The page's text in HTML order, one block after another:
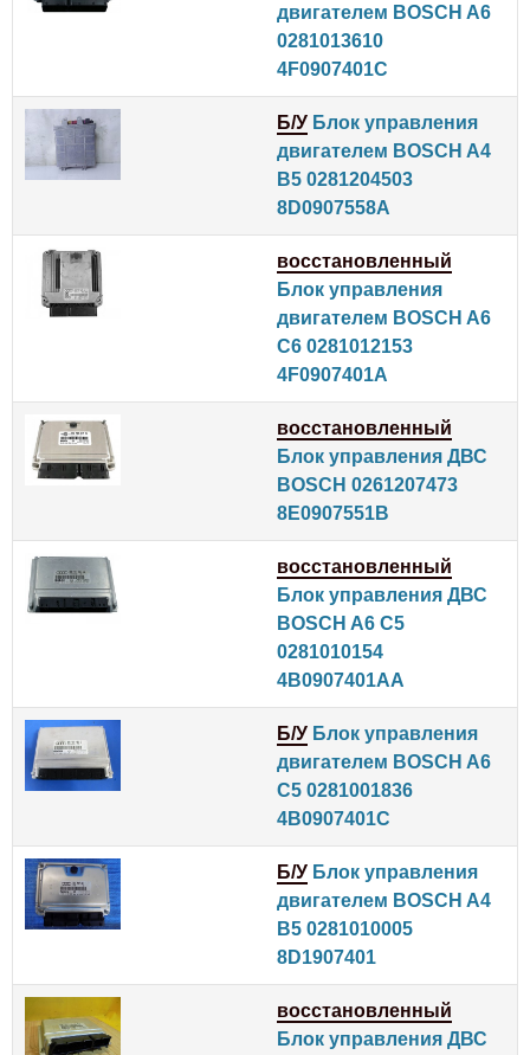
двигателем BOSCH A6
0281013610
4F0907401C
Б/У Блок управления
двигателем BOSCH A4
B5 0281204503
8D0907558A
восстановленный
Блок управления
двигателем BOSCH A6
C6 0281012153
4F0907401A
восстановленный
Блок управления ДВС
BOSCH 0261207473
8E0907551B
восстановленный
Блок управления ДВС
BOSCH A6 C5
0281010154
4B0907401AA
Б/У Блок управления
двигателем BOSCH A6
С5 0281001836
4B0907401C
Б/У Блок управления
двигателем BOSCH A4
B5 0281010005
8D1907401
восстановленный
Блок управления ДВС